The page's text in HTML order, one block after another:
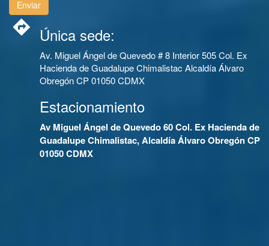
Única sede:
Av. Miguel Ángel de Quevedo # 8 Interior 505 Col. Ex
Hacienda de Guadalupe Chimalistac Alcaldía Álvaro
Obregón CP 01050 CDMX
Estacionamiento
Av Miguel Ángel de Quevedo 60 Col. Ex Hacienda de
Guadalupe Chimalistac, Alcaldía Álvaro Obregón CP
01050 CDMX